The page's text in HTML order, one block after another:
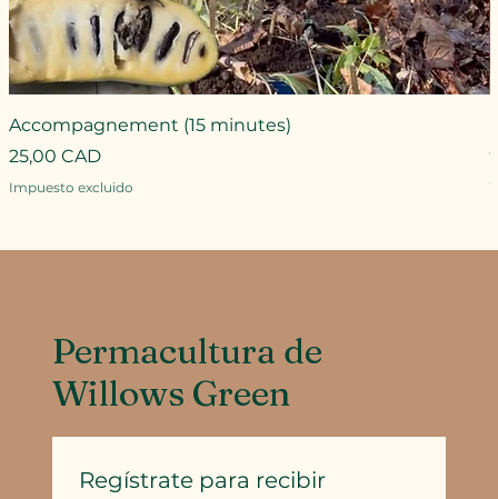
Accompagnement (15 minutes)
Precio
25,00 CAD
Impuesto excluido
Permacultura de
Willows Green
Regístrate para recibir